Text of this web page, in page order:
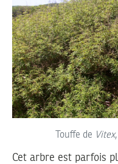
Touffe de Vitex
Cet arbre est parfois